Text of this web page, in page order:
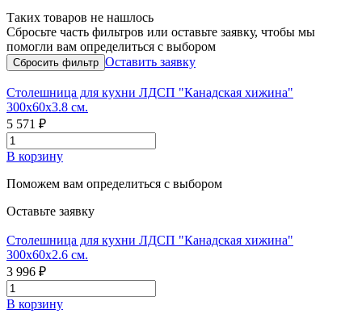
Таких товаров не нашлось
Сбросьте часть фильтров или оставьте заявку, чтобы мы
помогли вам определиться с выбором
Оставить заявку
Столешница для кухни ЛДСП "Канадская хижина"
300x60x3.8 см.
5 571 ₽
В корзину
Поможем вам определиться с выбором
Оставьте заявку
Столешница для кухни ЛДСП "Канадская хижина"
300x60x2.6 см.
3 996 ₽
В корзину